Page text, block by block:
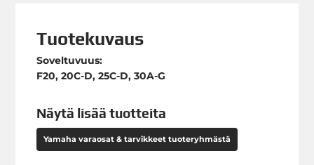
Tuotekuvaus
Soveltuvuus:
F20, 20C-D, 25C-D, 30A-G
Näytä lisää tuotteita
Yamaha varaosat & tarvikkeet tuoteryhmästä